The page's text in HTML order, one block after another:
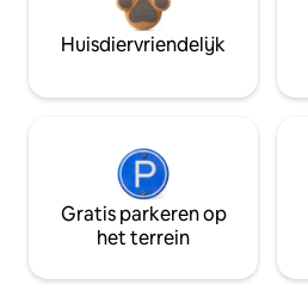
Huisdiervriendelijk
Gratis parkeren op
het terrein